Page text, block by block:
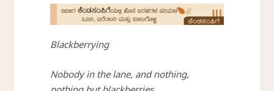
Blackberrying
Nobody in the lane, and nothing,